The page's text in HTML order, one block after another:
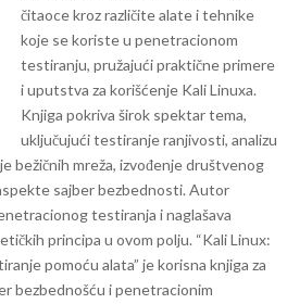
čitaoce kroz različite alate i tehnike
koje se koriste u penetracionom
testiranju, pružajući praktične primere
i uputstva za korišćenje Kali Linuxa.
Knjiga pokriva širok spektar tema,
uključujući testiranje ranjivosti, analizu
bežičnih mreža, izvođenje društvenog
sajber bezbednosti. Autor
testiranja i naglašava
principa u ovom polju. “Kali Linux:
pomoću alata” je korisna knjiga za
bezbednošću i penetracionim